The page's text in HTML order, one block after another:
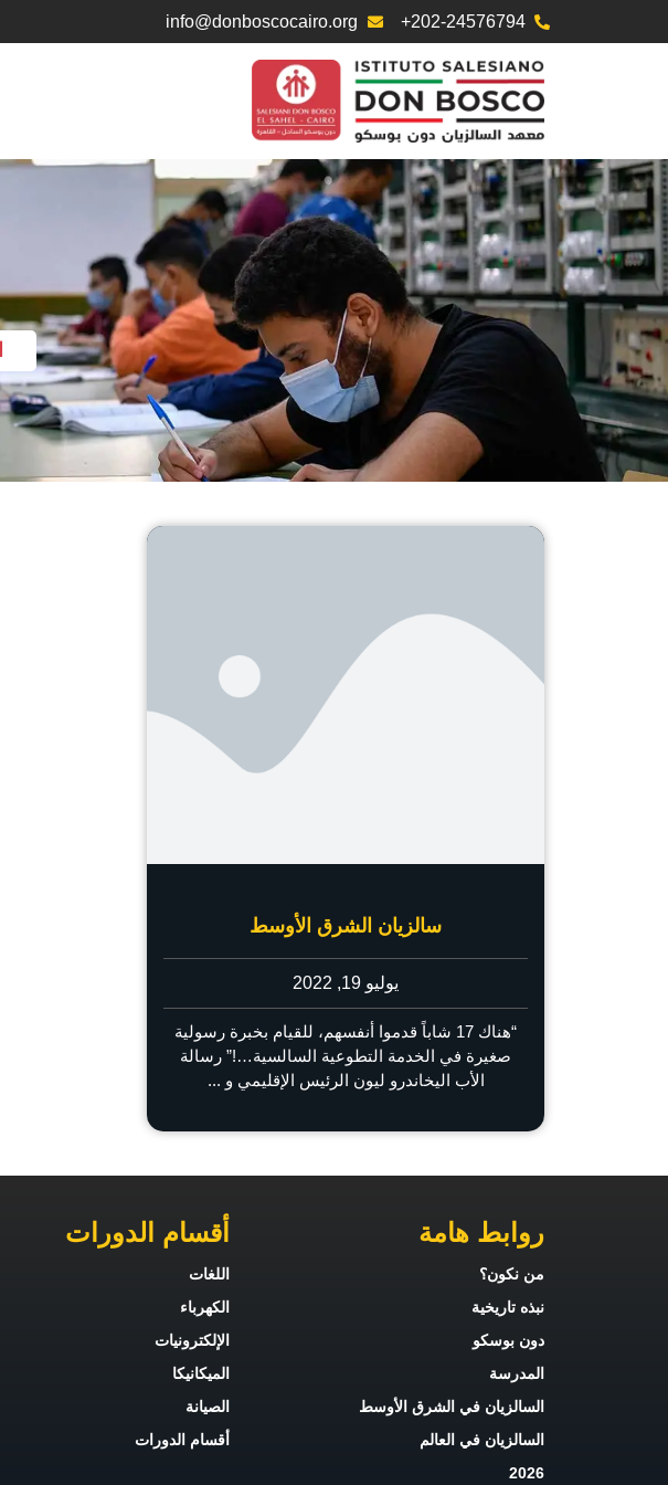
+202-24576794
info@donboscocairo.org
سالزيان الشرق الأوسط
يوليو 19, 2022
“هناك 17 شاباً قدموا أنفسهم، للقيام بخبرة رسولية
صغيرة في الخدمة التطوعية السالسية…!” رسالة
الأب اليخاندرو ليون الرئيس الإقليمي و ...
روابط هامة
من نكون؟
نبذه تاريخية
دون بوسكو
المدرسة
السالزيان في الشرق الأوسط
السالزيان في العالم
2026
أقسام الدورات
اللغات
الكهرباء
الإلكترونيات
الميكانيكا
الصيانة
أقسام الدورات